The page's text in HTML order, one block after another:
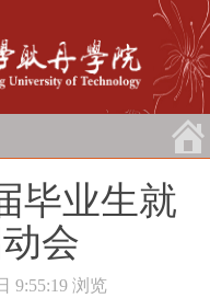
毕业生就
会
9:55:19 浏览